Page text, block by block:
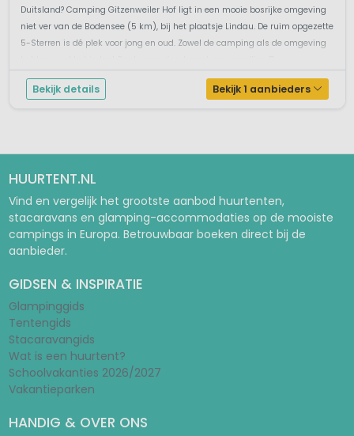
Duitsland? Camping Gitzenweiler Hof ligt in een mooie bosrijke omgeving
niet ver van de Bodensee (5 km), bij het plaatsje Lindau. De ruim opgezette
5-Sterren is dé plek voor jong en oud. Zowel de camping als de omgeving
Bekijk details Bekijk 1 aanbieders
HUURTENT.NL
Vind en vergelijk het grootste aanbod huurtenten,
stacaravans en glamping-accommodaties op de mooiste
campings in Europa. Betrouwbaar boeken direct bij de
aanbieder.
GIDSEN & INSPIRATIE
Glampinggids
Tentengids
Stacaravangids
Wat is een huurtent?
Schoolvakanties 2026/2027
Vakantieparken
HANDIG & OVER ONS